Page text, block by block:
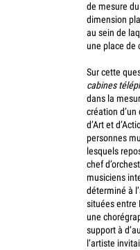
de mesure
dimension
au sein de
une place de
Sur cette
cabines
dans la
création
d’Art et
personnes
lesquels
chef
musiciens
déterminé à
situées entre
une
support à
l’artiste